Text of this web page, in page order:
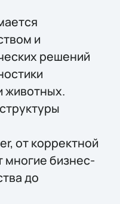
и
решений
животных.
от корректной
многие бизнес-
до